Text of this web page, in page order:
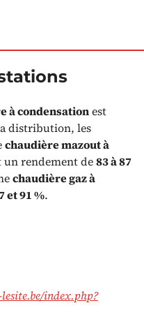
à condensationest
distribution, les
chaudière mazout à
rendement de83 à 87
chaudière gaz à
et 91 %.
index.php?